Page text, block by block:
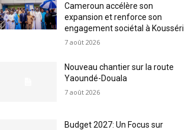
Cameroun accélère son
expansion et renforce son
engagement sociétal à Kousséri
7 août 2026
Nouveau chantier sur la route
Yaoundé-Douala
7 août 2026
Budget 2027: Un Focus sur